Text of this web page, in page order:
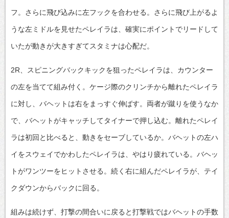
フ。さらに飛び込みに左フックを合わせる。さらに飛び上がるよ
うな左ミドルを見せたペレイラは、確実にポイントでリードして
いたが動きが大きすぎてスタミナは心配だ。
2R、スピニングバックキックを狙ったペレイラは、カウンター
の左を当てて組み付く。ケージ際のクリンチから離れたペレイラ
に対し、バヘットは右をまっすぐ伸ばす。両者が蹴りを使うなか
で、バヘットがキャッチしてタイナーで押し込む。離れたペレイ
ラは初回と比べると、動きをセーブしているか。バヘットの左ハ
イをスウェイでかわしたペレイラは、やはり疲れている。バヘッ
トがワンツーをヒットさせる。続く右に組んだペレイラが、テイ
クダウンからバックに回る。
組みは続けず、打撃の間合いに戻ると打撃戦ではバヘットの手数